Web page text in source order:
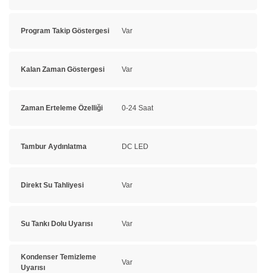
Program Takip Göstergesi Var
Kalan Zaman Göstergesi Var
Zaman Erteleme Özelliği 0-24 Saat
Tambur Aydınlatma DC LED
Direkt Su Tahliyesi Var
Su Tankı Dolu Uyarısı Var
Kondenser Temizleme
Uyarısı
Var